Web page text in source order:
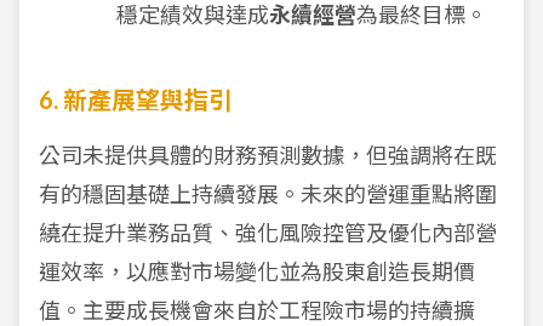
穩定績效與達成永續經營為最終目標。
6. 新產展望與指引
公司未提供具體的財務預測數據，但強調將在既
有的穩固基礎上持續發展。未來的營運重點將圍
繞在提升業務品質、強化風險控管及優化內部營
運效率，以應對市場變化並為股東創造長期價
值。主要成長機會來自於工程險市場的持續擴